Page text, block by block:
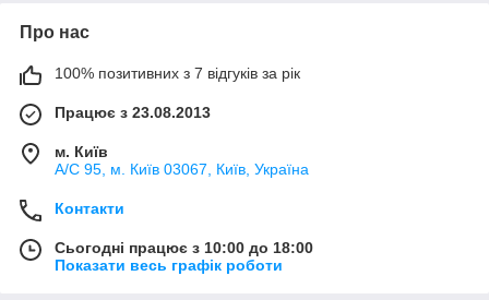
Про нас
100% позитивних з 7 відгуків за рік
Працює з 23.08.2013
м. Київ
А/С 95, м. Київ 03067, Київ, Україна
Контакти
Сьогодні працює з 10:00 до 18:00
Показати весь графік роботи